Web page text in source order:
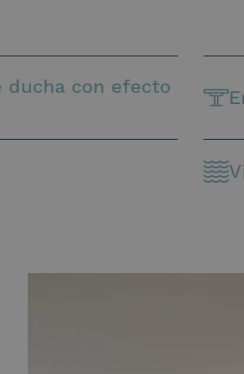
ducha con efecto